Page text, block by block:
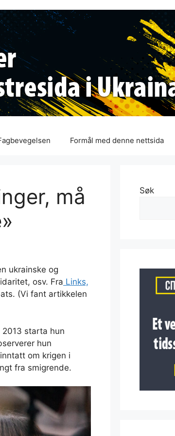
Formål med denne nettsida
må
ukrainske og
osv. Fra Links,
(Vi fant artikkelen
2013 starta hun
hun
om krigen i
fra smigrende.
Søk